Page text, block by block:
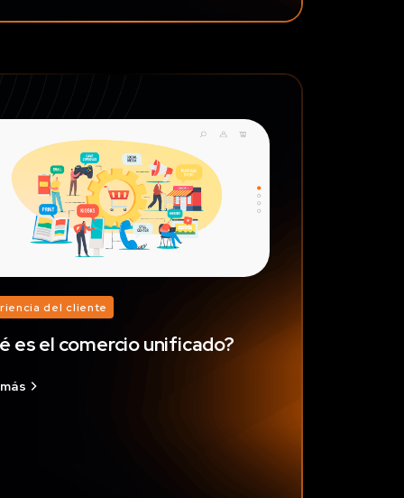
del cliente
es el comercio unificado?